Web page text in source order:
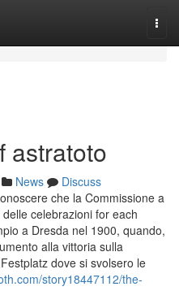
astratoto
News
Discuss
che la Commissione a
celebrazioni for each
a Dresda nel 1900, quando,
alla vittoria sulla
dove si svolsero le
story18447112/the-